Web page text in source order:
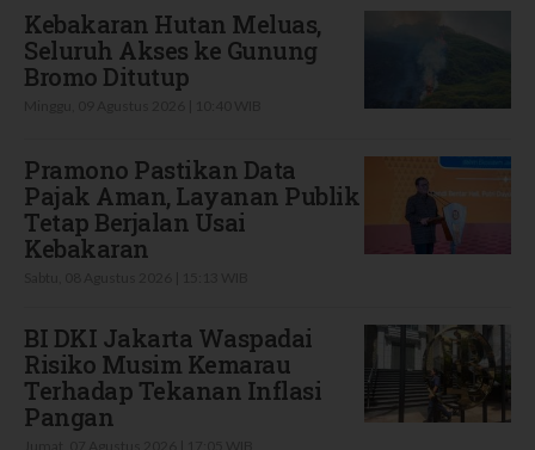
Kebakaran Hutan Meluas,
Seluruh Akses ke Gunung
Bromo Ditutup
Pramono Pastikan Data
Pajak Aman, Layanan Publik
Tetap Berjalan Usai
Kebakaran
BI DKI Jakarta Waspadai
Risiko Musim Kemarau
Terhadap Tekanan Inflasi
Pangan